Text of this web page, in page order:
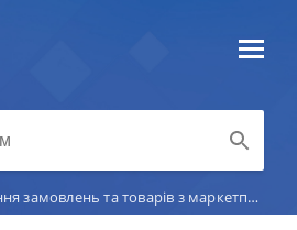
та товарів з маркетплейсів (Etsy, Amazon, Rozetka, Prom та ін.)